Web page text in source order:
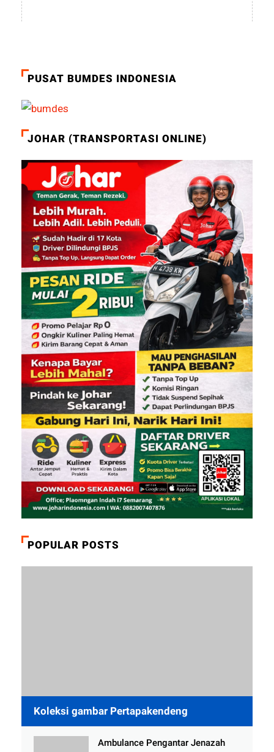
PUSAT BUMDES INDONESIA
JOHAR (TRANSPORTASI ONLINE)
POPULAR POSTS
Koleksi gambar Pertapakendeng
Ambulance Pengantar Jenazah